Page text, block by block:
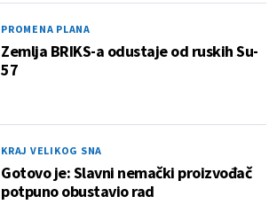
PROMENA PLANA
Zemlja BRIKS-a odustaje od ruskih Su-
57
KRAJ VELIKOG SNA
Gotovo je: Slavni nemački proizvođač
potpuno obustavio rad